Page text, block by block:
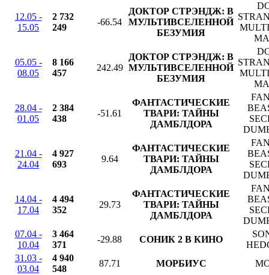
12.05 -
15.05
2 732
249
-66.54
ДОКТОР СТРЭНДЖ: В
МУЛЬТИВСЕЛЕННОЙ
БЕЗУМИЯ
05.05 -
08.05
8 166
457
242.49
ДОКТОР СТРЭНДЖ: В
МУЛЬТИВСЕЛЕННОЙ
БЕЗУМИЯ
28.04 -
01.05
2 384
438
-51.61
ФАНТАСТИЧЕСКИЕ
ТВАРИ: ТАЙНЫ
ДАМБЛДОРА
21.04 -
24.04
4 927
693
9.64
ФАНТАСТИЧЕСКИЕ
ТВАРИ: ТАЙНЫ
ДАМБЛДОРА
14.04 -
17.04
4 494
352
29.73
ФАНТАСТИЧЕСКИЕ
ТВАРИ: ТАЙНЫ
ДАМБЛДОРА
07.04 -
10.04
3 464
371
-29.88 СОНИК 2 В КИНО
31.03 -
03.04
4 940
548
87.71 МОРБИУС